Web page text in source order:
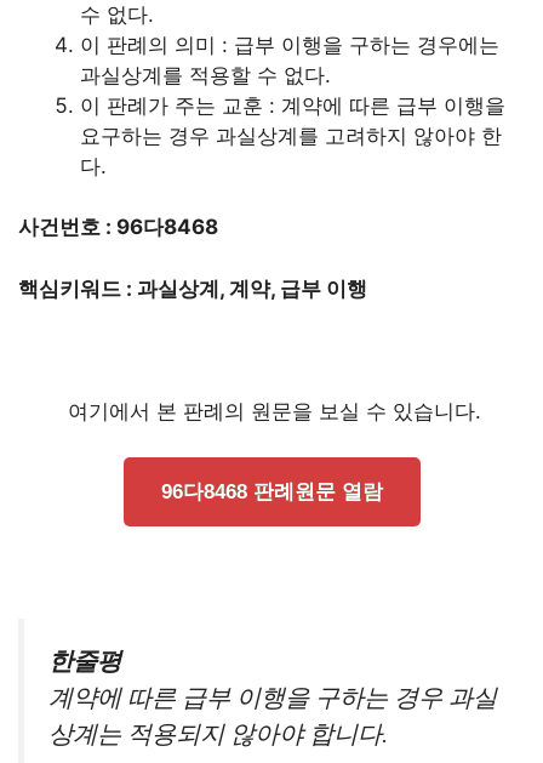
수 없다.
이 판례의 의미 : 급부 이행을 구하는 경우에는
과실상계를 적용할 수 없다.
이 판례가 주는 교훈 : 계약에 따른 급부 이행을
요구하는 경우 과실상계를 고려하지 않아야 한
다.
사건번호 : 96다8468
핵심키워드 : 과실상계, 계약, 급부 이행
여기에서 본 판례의 원문을 보실 수 있습니다.
96다8468 판례원문 열람
한줄평
계약에 따른 급부 이행을 구하는 경우 과실
상계는 적용되지 않아야 합니다.